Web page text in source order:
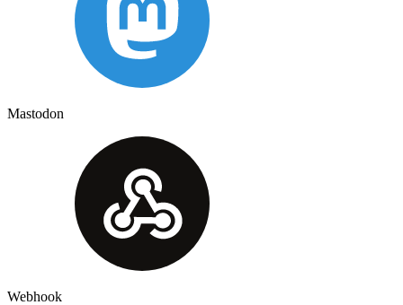
Mastodon
Webhook